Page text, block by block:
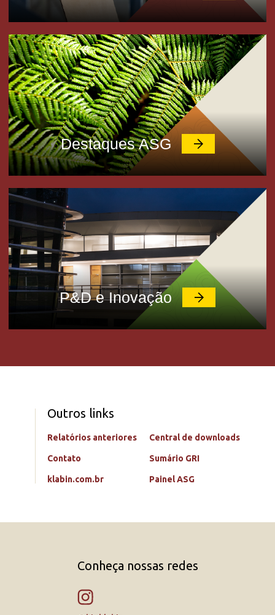
Destaques ASG
P&D e Inovação
Outros links
Relatórios anteriores
Contato
klabin.com.br
Central de downloads
Sumário GRI
Painel ASG
Conheça nossas redes